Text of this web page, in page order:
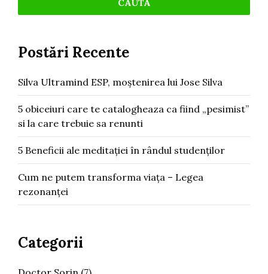
Postări Recente
Silva Ultramind ESP, moștenirea lui Jose Silva
5 obiceiuri care te catalogheaza ca fiind „pesimist”
si la care trebuie sa renunti
5 Beneficii ale meditației în rândul studenților
Cum ne putem transforma viața – Legea
rezonanței
Categorii